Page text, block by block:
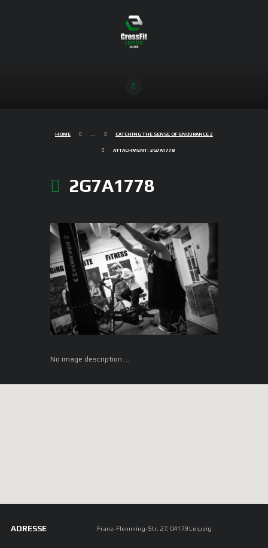
HOME ... CATCHING THE SENSE OF ENDURANCE 2
ATTACHMENT: 2G7A1778
2G7A1778
No image description ...
ADRESSE Franz-Flemming-Str. 27, 04179 Leipzig